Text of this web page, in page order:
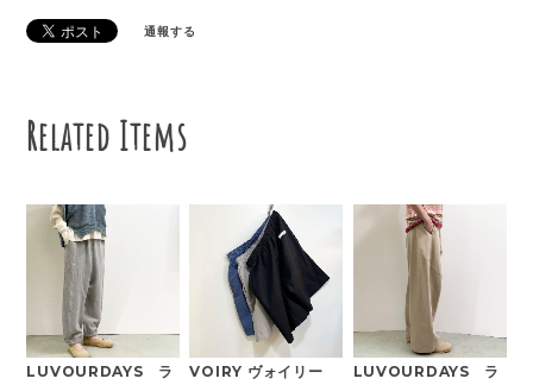
通報する
Related Items
LUVOURDAYS ラ
VOIRY ヴォイリー
LUVOURDAYS ラ